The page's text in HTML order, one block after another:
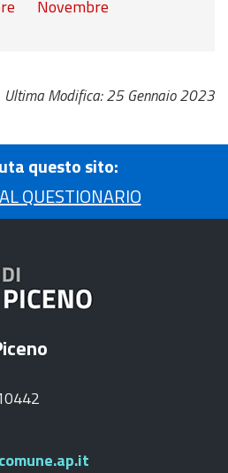
Novembre
Ultima Modifica: 25 Gennaio 2023
questo sito:
QUESTIONARIO